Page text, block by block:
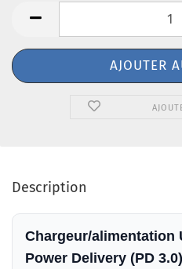
Description
Chargeur/alimentation
Power Delivery (PD